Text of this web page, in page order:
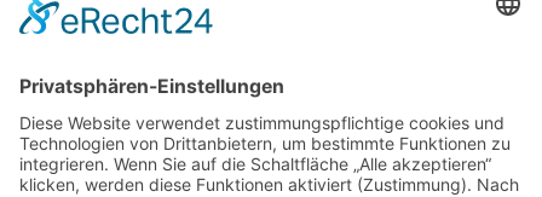
DIE LINKE. Schwalm-Eder
Steingasse 5
34613 Schwalmstadt